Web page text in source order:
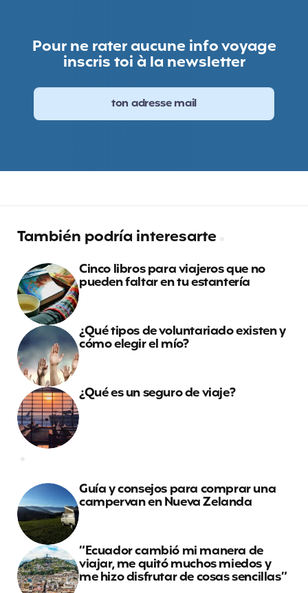
Pour ne rater aucune info voyage
inscris toi à la newsletter
También podría interesarte
Cinco libros para viajeros que no
pueden faltar en tu estantería
¿Qué tipos de voluntariado existen y
cómo elegir el mío?
¿Qué es un seguro de viaje?
Guía y consejos para comprar una
campervan en Nueva Zelanda
“Ecuador cambió mi manera de
viajar, me quitó muchos miedos y
me hizo disfrutar de cosas sencillas”